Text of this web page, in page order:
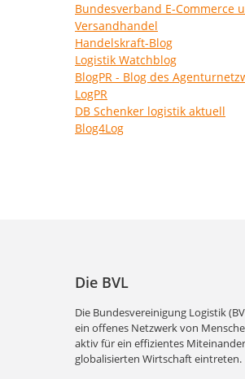
Bundesverband E-Commerce
Versandhandel
Handelskraft-Blog
Logistik Watchblog
BlogPR - Blog des
LogPR
DB Schenker logistik aktuell
Blog4Log
Die BVL
Die Bundesvereinigung Logistik
ein offenes Netzwerk von
aktiv für ein effizientes
globalisierten Wirtschaft eintreten.